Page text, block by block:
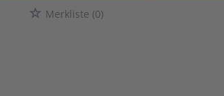
Merkliste (0)